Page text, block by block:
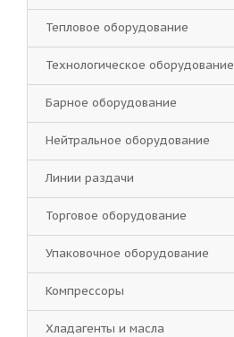
Тепловое оборудование
Технологическое оборудование
Барное оборудование
Нейтральное оборудование
Линии раздачи
Торговое оборудование
Упаковочное оборудование
Компрессоры
Хладагенты и масла